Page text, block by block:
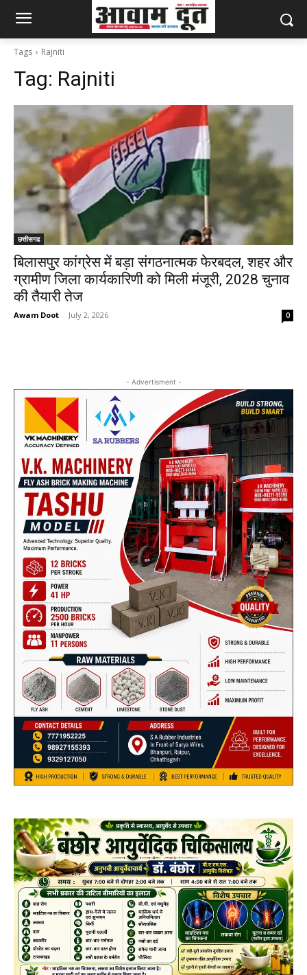
Tags Rajniti
Tag: Rajniti
छत्तीसगढ
बिलासपुर कांग्रेस में बड़ा संगठनात्मक फेरबदल, शहर और
ग्रामीण जिला कार्यकारिणी को मिली मंजूरी, 2028 चुनाव
की तैयारी तेज
Awam Doot - July 2, 2026 0
- Advertisment -